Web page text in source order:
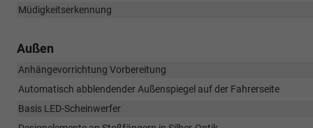
Müdigkeitserkennung
Außen
Anhängevorrichtung Vorbereitung
Automatisch abblendender Außenspiegel auf der Fahrerseite
Basis LED-Scheinwerfer